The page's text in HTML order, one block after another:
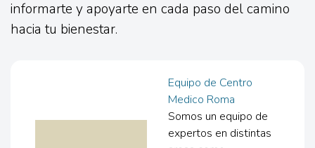
informarte y apoyarte en cada paso del camino
hacia tu bienestar.
Equipo de Centro
Medico Roma
Somos un equipo de
expertos en distintas